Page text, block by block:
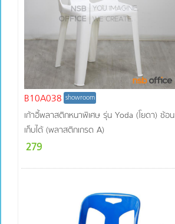
B10A038 showroom
เก้าอี้พลาสติกหนาพิเศษ รุ่น Yoda (โยดา) ซ้อน
เก็บได้ (พลาสติกเกรด A)
279